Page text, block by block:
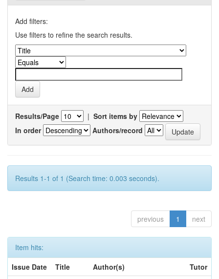
Add filters:
Use filters to refine the search results.
Results/Page | Sort items by
In order
Authors/record
Results 1-1 of 1 (Search time: 0.003 seconds).
previous 1 next
Item hits:
Issue Date
Title Author(s)
Tutor